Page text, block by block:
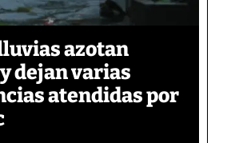
azotan
dejan varias
atendidas por